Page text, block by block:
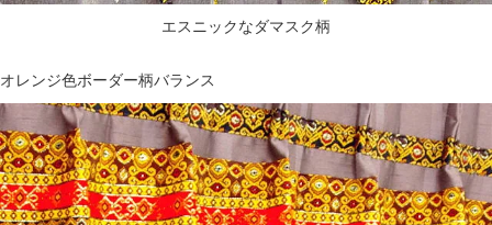
エスニックなダマスク柄
オレンジ色ボーダー柄バランス